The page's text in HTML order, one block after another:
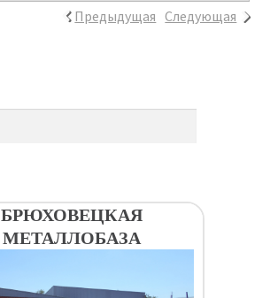
Предыдущая Следующая
БРЮХОВЕЦКАЯ
МЕТАЛЛОБАЗА